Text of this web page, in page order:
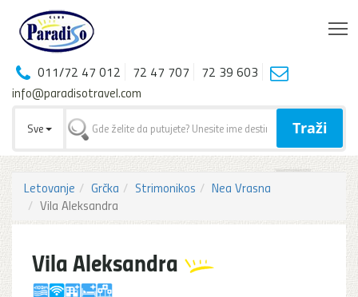
011/72 47 012 72 47 707
72 39 603
info@paradisotravel.com
Sve Traži
Letovanje Grčka Strimonikos
Nea Vrasna
Vila Aleksandra
Vila Aleksandra